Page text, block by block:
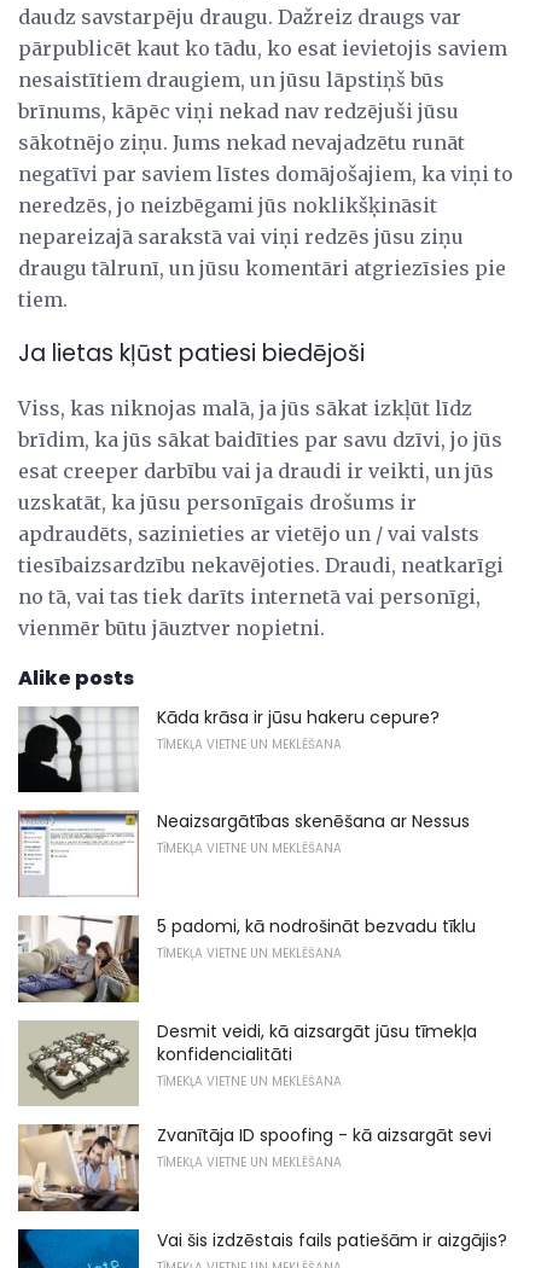
daudz savstarpēju draugu. Dažreiz draugs var
pārpublicēt kaut ko tādu, ko esat ievietojis saviem
nesaistītiem draugiem, un jūsu lāpstiņš būs
brīnums, kāpēc viņi nekad nav redzējuši jūsu
sākotnējo ziņu. Jums nekad nevajadzētu runāt
negatīvi par saviem līstes domājošajiem, ka viņi to
neredzēs, jo neizbēgami jūs noklikšķināsit
nepareizajā sarakstā vai viņi redzēs jūsu ziņu
draugu tālrunī, un jūsu komentāri atgriezīsies pie
tiem.
Ja lietas kļūst patiesi biedējoši
Viss, kas niknojas malā, ja jūs sākat izkļūt līdz
brīdim, ka jūs sākat baidīties par savu dzīvi, jo jūs
esat creeper darbību vai ja draudi ir veikti, un jūs
uzskatāt, ka jūsu personīgais drošums ir
apdraudēts, sazinieties ar vietējo un / vai valsts
tiesībaizsardzību nekavējoties. Draudi, neatkarīgi
no tā, vai tas tiek darīts internetā vai personīgi,
vienmēr būtu jāuztver nopietni.
Alike posts
Kāda krāsa ir jūsu hakeru cepure?
TĪMEKĻA VIETNE UN MEKLĒŠANA
Neaizsargātības skenēšana ar Nessus
TĪMEKĻA VIETNE UN MEKLĒŠANA
5 padomi, kā nodrošināt bezvadu tīklu
TĪMEKĻA VIETNE UN MEKLĒŠANA
Desmit veidi, kā aizsargāt jūsu tīmekļa
konfidencialitāti
TĪMEKĻA VIETNE UN MEKLĒŠANA
Zvanītāja ID spoofing - kā aizsargāt sevi
TĪMEKĻA VIETNE UN MEKLĒŠANA
Vai šis izdzēstais fails patiešām ir aizgājis?